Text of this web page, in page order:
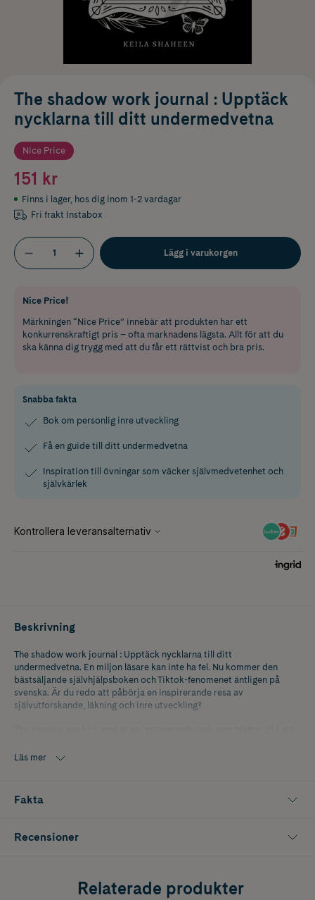
The shadow work journal : Upptäck
nycklarna till ditt undermedvetna
Nice Price
151 kr
Finns i lager, hos dig inom 1-2 vardagar
Fri frakt Instabox
Lägg i varukorgen
Nice Price!
Märkningen “Nice Price” innebär att produkten har ett
konkurrenskraftigt pris – ofta marknadens lägsta. Allt för att du
ska känna dig trygg med att du får ett rättvist och bra pris.
Snabba fakta
Bok om personlig inre utveckling
Få en guide till ditt undermedvetna
Inspiration till övningar som väcker självmedvetenhet och
självkärlek
Beskrivning
The shadow work journal : Upptäck nycklarna till ditt
undermedvetna. En miljon läsare kan inte ha fel. Nu kommer den
bästsäljande självhjälpsboken och Tiktok-fenomenet äntligen på
svenska. Är du redo att påbörja en inspirerande resa av
självutforskande, läkning och inre utveckling?
hindrar dig från att uppnå din stora potential. Med hjälp av
Läs mer
Fakta
Recensioner
Relaterade produkter